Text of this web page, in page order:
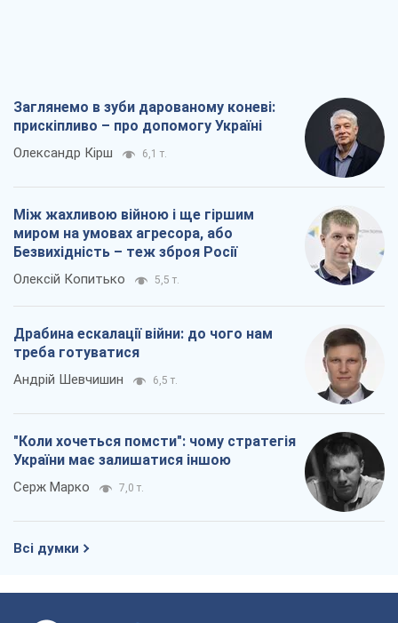
Заглянемо в зуби дарованому коневі:
прискіпливо – про допомогу Україні
Олександр Кірш 6,1 т.
Між жахливою війною і ще гіршим
миром на умовах агресора, або
Безвихідність – теж зброя Росії
Олексій Копитько 5,5 т.
Драбина ескалації війни: до чого нам
треба готуватися
Андрій Шевчишин 6,5 т.
"Коли хочеться помсти": чому стратегія
України має залишатися іншою
Серж Марко 7,0 т.
Всі думки